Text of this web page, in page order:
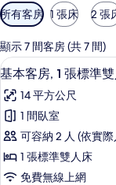
可
用
的
客
房
篩
選
條
所有客房 1 張床 2 張
顯示 7 間客房 (共 7 間)
顯
示
基
本
客
房,
4
基本客房, 1 張標準
14 平方公尺
1 間臥室
可容納 2 人 (依實
1 張標準雙人床
免費無線上網